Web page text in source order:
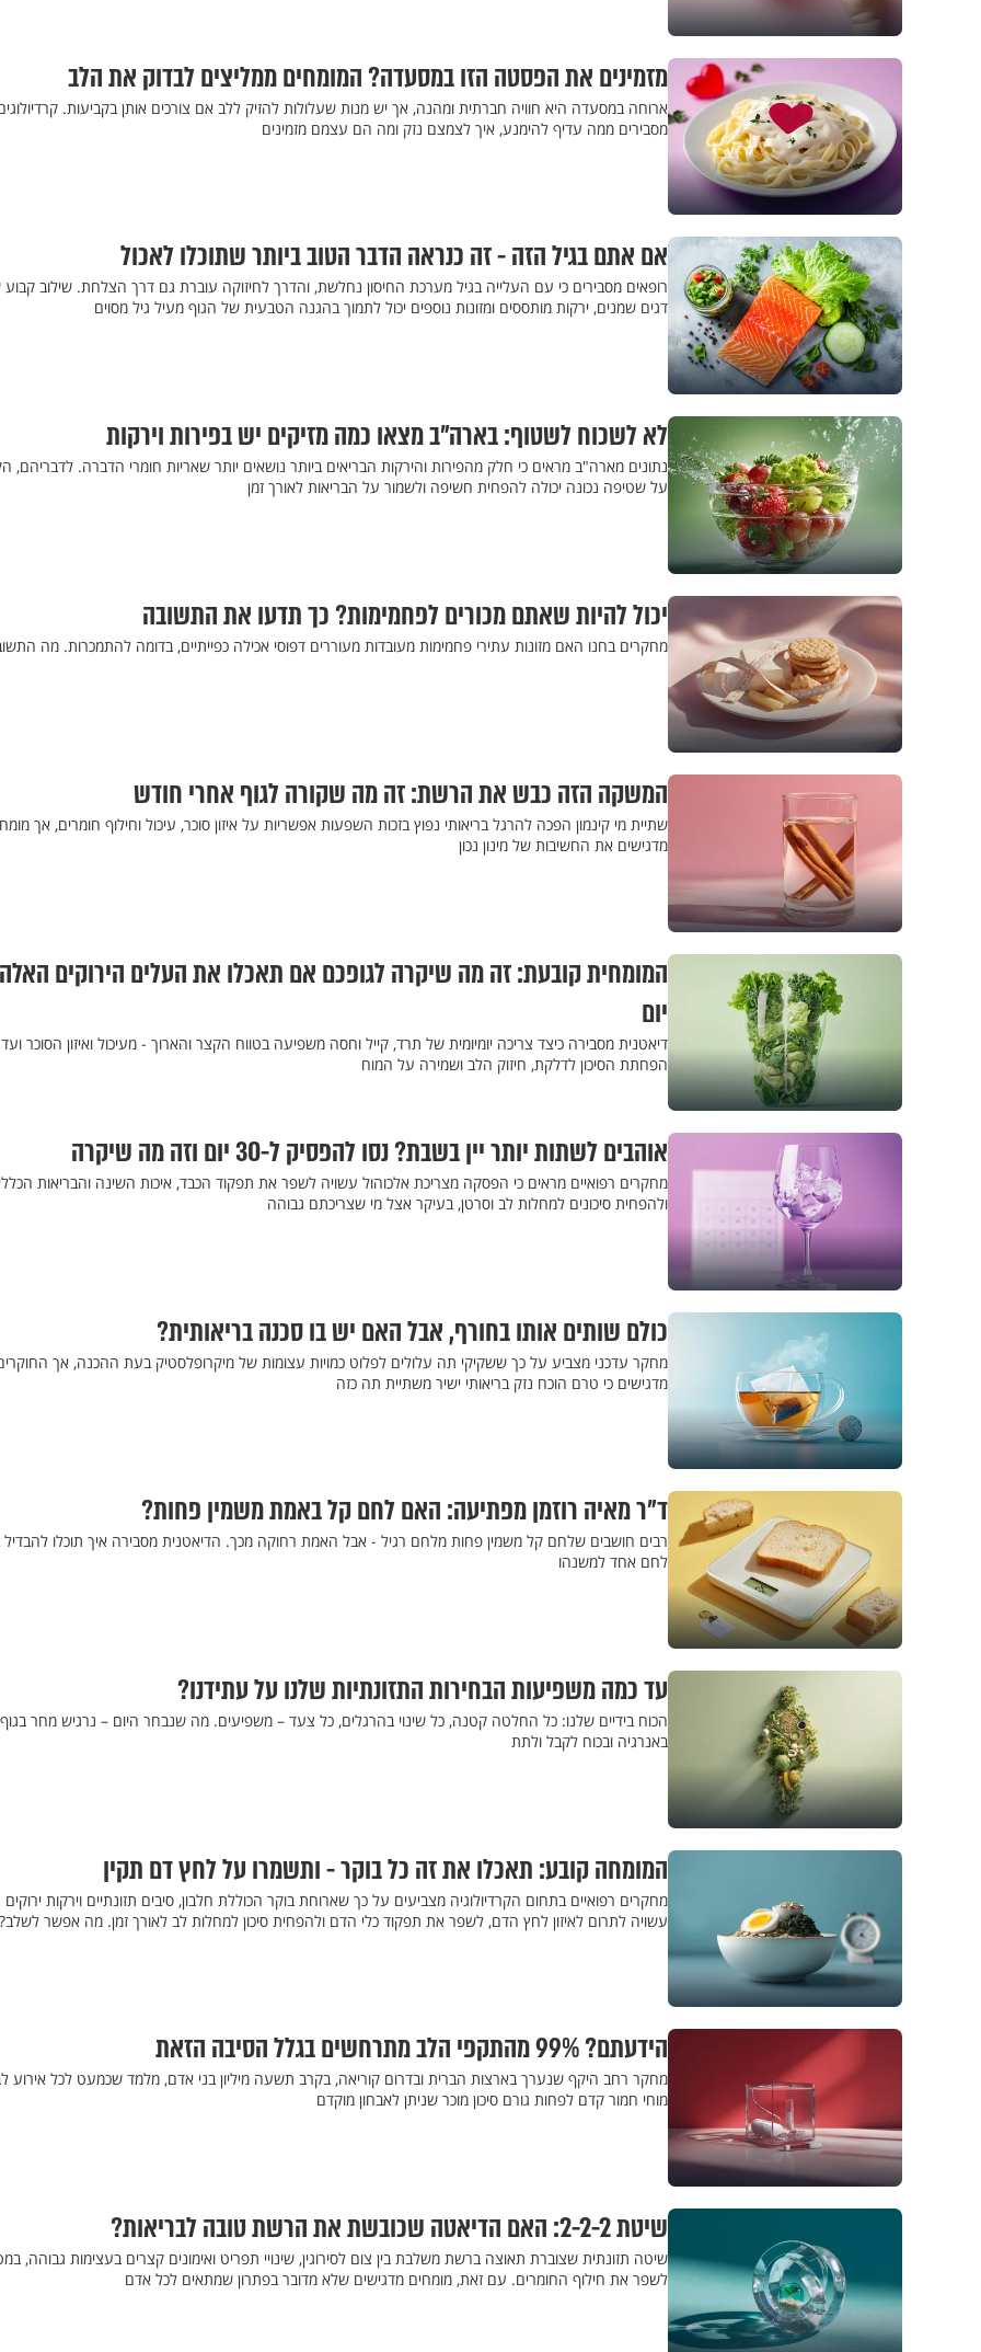
מזמינים את הפסטה הזו במסעדה? המומחים ממליצים לבדוק את הלב
ארוחה במסעדה היא חוויה חברתית ומהנה, אך יש מנות שעלולות להזיק ללב אם צורכים אותן בקביעות.
מסבירים ממה עדיף להימנע, איך לצמצם נזק ומה הם עצמם מזמינים
אם אתם בגיל הזה - זה כנראה הדבר הטוב ביותר שתוכלו לאכול
רופאים מסבירים כי עם העלייה בגיל מערכת החיסון נחלשת, והדרך לחיזוקה עוברת גם דרך הצלחת. שילוב
דגים שמנים, ירקות מותססים ומזונות נוספים יכול לתמוך בהגנה הטבעית של הגוף מעיל גיל מסוים
לא לשכוח לשטוף: בארה"ב מצאו כמה מזיקים יש בפירות וירקות
נתונים מארה"ב מראים כי חלק מהפירות והירקות הבריאים ביותר נושאים יותר שאריות חומרי הדברה. לדבריהם,
על שטיפה נכונה יכולה להפחית חשיפה ולשמור על הבריאות לאורך זמן
יכול להיות שאתם מכורים לפחמימות? כך תדעו את התשובה
מחקרים בחנו האם מזונות עתירי פחמימות מעובדות מעוררים דפוסי אכילה כפייתיים, בדומה להתמכרות. מה
המשקה הזה כבש את הרשת: זה מה שקורה לגוף אחרי חודש
שתיית מי קינמון הפכה להרגל בריאותי נפוץ בזכות השפעות אפשריות על איזון סוכר, עיכול וחילוף חומרים, אך
מדגישים את החשיבות של מינון נכון
המומחית קובעת: זה מה שיקרה לגופכם אם תאכלו את העלים הירוקים
יום
דיאטנית מסבירה כיצד צריכה יומיומית של תרד, קייל וחסה משפיעה בטווח הקצר והארוך - מעיכול ואיזון הסוכר ועד
הפחתת הסיכון לדלקת, חיזוק הלב ושמירה על המוח
אוהבים לשתות יותר יין בשבת? נסו להפסיק ל-30 יום וזה מה שיקרה
מחקרים רפואיים מראים כי הפסקה מצריכת אלכוהול עשויה לשפר את תפקוד הכבד, איכות השינה והבריאות
ולהפחית סיכונים למחלות לב וסרטן, בעיקר אצל מי שצריכתם גבוהה
כולם שותים אותו בחורף, אבל האם יש בו סכנה בריאותית?
מחקר עדכני מצביע על כך ששקיקי תה עלולים לפלוט כמויות עצומות של מיקרופלסטיק בעת ההכנה, אך
מדגישים כי טרם הוכח נזק בריאותי ישיר משתיית תה כזה
ד"ר מאיה רוזמן מפתיעה: האם לחם קל באמת משמין פחות?
רבים חושבים שלחם קל משמין פחות מלחם רגיל - אבל האמת רחוקה מכך. הדיאטנית מסבירה איך תוכלו להבדיל
לחם אחד למשנהו
עד כמה משפיעות הבחירות התזונתיות שלנו על עתידנו?
הכוח בידיים שלנו: כל החלטה קטנה, כל שינוי בהרגלים, כל צעד – משפיעים. מה שנבחר היום – נרגיש מחר
באנרגיה ובכוח לקבל ולתת
המומחה קובע: תאכלו את זה כל בוקר - ותשמרו על לחץ דם תקין
מחקרים רפואיים בתחום הקרדיולוגיה מצביעים על כך שארוחת בוקר הכוללת חלבון, סיבים תזונתיים וירקות ירוקים
עשויה לתרום לאיזון לחץ הדם, לשפר את תפקוד כלי הדם ולהפחית סיכון למחלות לב לאורך זמן. מה אפשר לשלב?
הידעתם? 99% מהתקפי הלב מתרחשים בגלל הסיבה הזאת
מחקר רחב היקף שנערך בארצות הברית ובדרום קוריאה, בקרב תשעה מיליון בני אדם, מלמד שכמעט לכל אירוע
מוחי חמור קדם לפחות גורם סיכון מוכר שניתן לאבחון מוקדם
שיטת 2-2-2: האם הדיאטה שכובשת את הרשת טובה לבריאות?
שיטה תזונתית שצוברת תאוצה ברשת משלבת בין צום לסירוגין, שינויי תפריט ואימונים קצרים בעצימות גבוהה,
לשפר את חילוף החומרים. עם זאת, מומחים מדגישים שלא מדובר בפתרון שמתאים לכל אדם